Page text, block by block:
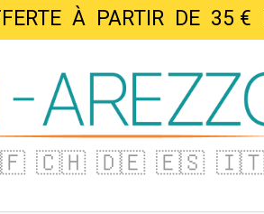
À PARTIR DE 35
🇨🇭 🇩🇪 🇪🇸 🇮🇹